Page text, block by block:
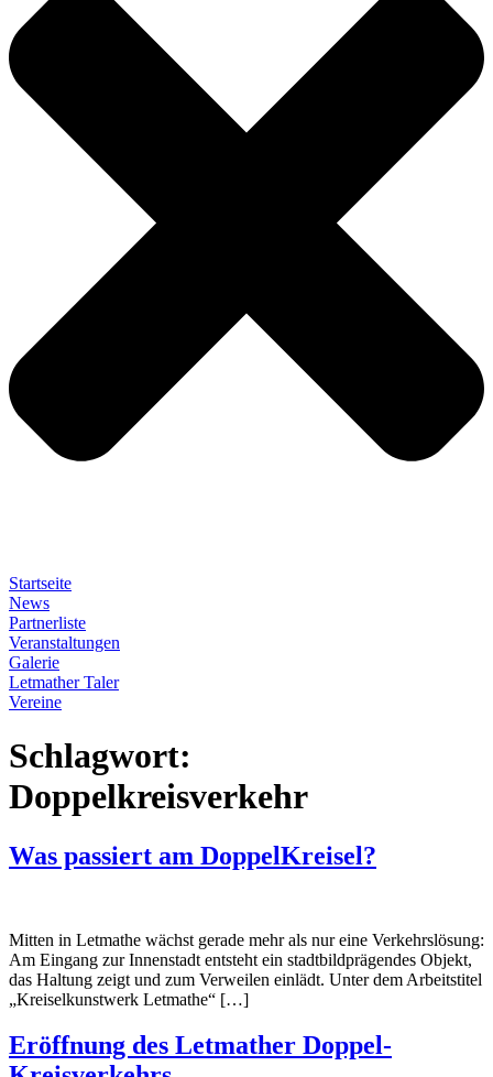
Startseite
News
Partnerliste
Veranstaltungen
Galerie
Letmather Taler
Vereine
Schlagwort:
Doppelkreisverkehr
Was passiert am DoppelKreisel?
Mitten in Letmathe wächst gerade mehr als nur eine Verkehrslösung:
Am Eingang zur Innenstadt entsteht ein stadtbildprägendes Objekt,
das Haltung zeigt und zum Verweilen einlädt. Unter dem Arbeitstitel
„Kreiselkunstwerk Letmathe“ […]
Eröffnung des Letmather Doppel-